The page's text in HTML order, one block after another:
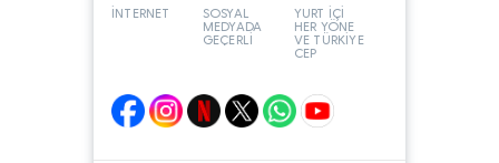
İNTERNET
SOSYAL
MEDYADA
GEÇERLİ
YURT İÇİ
HER YÖNE
VE TÜRKİYE
CEP